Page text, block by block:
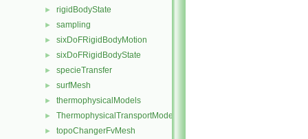
► rigidBodyState
► sampling
► sixDoFRigidBodyMotion
► sixDoFRigidBodyState
► specieTransfer
► surfMesh
► thermophysicalModels
► ThermophysicalTransportModels
► topoChangerFvMesh